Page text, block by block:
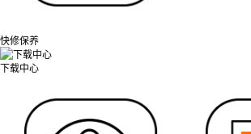
快修保养
下载中心